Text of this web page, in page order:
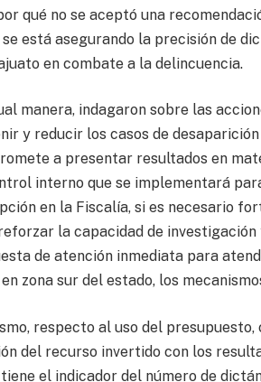
qué no se aceptó una
está asegurando la precisión de
en combate a la delincuencia.
manera, indagaron sobre las
y reducir los casos de
a presentar resultados en
interno que se implementará
en la Fiscalía, si es necesario
la capacidad de
de atención inmediata para
zona sur del estado, los
respecto al uso del
del recurso invertido con los
tiene el indicador del número de